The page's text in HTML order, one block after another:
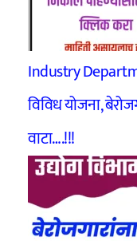
Industry
विविध योजना,
वाटा….!!!